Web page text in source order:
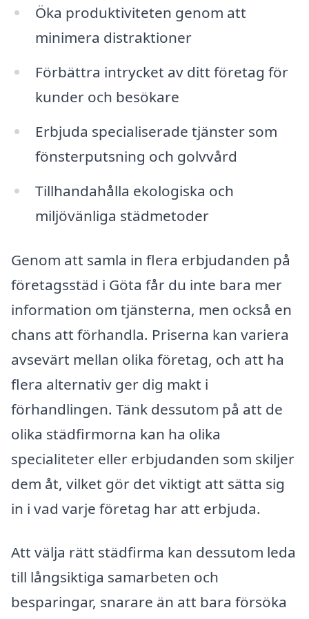
Öka produktiviteten genom att
minimera distraktioner
Förbättra intrycket av ditt företag för
kunder och besökare
Erbjuda specialiserade tjänster som
fönsterputsning och golvvård
Tillhandahålla ekologiska och
miljövänliga städmetoder
Genom att samla in flera erbjudanden på
företagsstäd i Göta får du inte bara mer
information om tjänsterna, men också en
chans att förhandla. Priserna kan variera
avsevärt mellan olika företag, och att ha
flera alternativ ger dig makt i
förhandlingen. Tänk dessutom på att de
olika städfirmorna kan ha olika
specialiteter eller erbjudanden som skiljer
dem åt, vilket gör det viktigt att sätta sig
in i vad varje företag har att erbjuda.
Att välja rätt städfirma kan dessutom leda
till långsiktiga samarbeten och
besparingar, snarare än att bara försöka